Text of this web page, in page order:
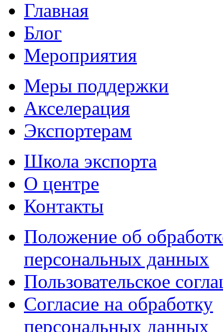
Главная
Блог
Мероприятия
Меры поддержки
Акселерация
Экспортерам
Школа экспорта
О центре
Контакты
Положение об
персональных данных
Пользовательское
Согласие на обработку
персональных данных